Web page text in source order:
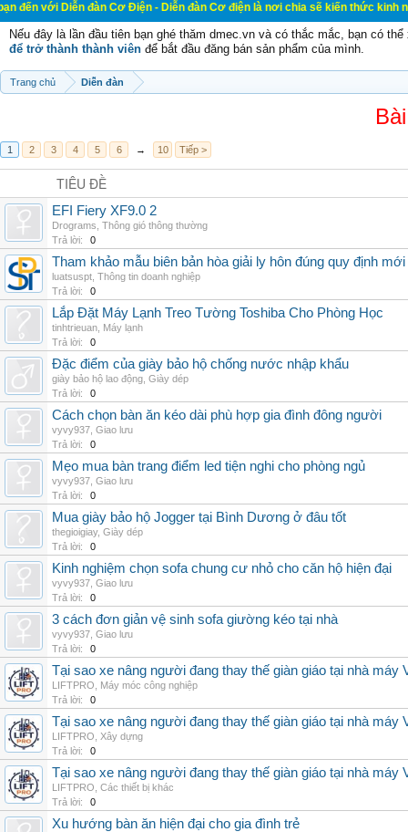
đàn Cơ Điện - Diễn đàn Cơ điện là nơi chia sẽ kiến thức kinh nghiệm
Nếu đây là lần đầu tiên bạn ghé thăm dmec.vn và có thắc mắc, bạn có
để trở thành thành viên để bắt đầu đăng bán sản phẩm của mình.
Trang chủ Diễn đàn
1 2 3 4 5 6 → 10 Tiếp >
TIÊU ĐỀ
EFI Fiery XF9.0 2
Drograms Thông gió thông thường
Trả lời:
0
Tham khảo mẫu biên bản hòa giải ly hôn đúng quy định mới
luatsuspt Thông tin doanh nghiệp
Trả lời:
0
Lắp Đặt Máy Lạnh Treo Tường Toshiba Cho Phòng Học
tinhtrieuan Máy lạnh
Trả lời:
0
Đặc điểm của giày bảo hộ chống nước nhập khẩu
giày bảo hộ lao động Giày dép
Trả lời:
0
Cách chọn bàn ăn kéo dài phù hợp gia đình đông người
vyvy937 Giao lưu
Trả lời:
0
Mẹo mua bàn trang điểm led tiện nghi cho phòng ngủ
vyvy937 Giao lưu
Trả lời:
0
Mua giày bảo hộ Jogger tại Bình Dương ở đâu tốt
thegioigiay, Giày dép
Trả lời:
0
Kinh nghiệm chọn sofa chung cư nhỏ cho căn hộ hiện đại
vyvy937 Giao lưu
Trả lời:
0
3 cách đơn giản vệ sinh sofa giường kéo tại nhà
vyvy937 Giao lưu
Trả lời:
0
Tại sao xe nâng người đang thay thế giàn giáo tại nhà máy
LIFTPRO
Máy móc công nghiệp
Trả lời:
0
Tại sao xe nâng người đang thay thế giàn giáo tại nhà máy
LIFTPRO
Xây dựng
Trả lời:
0
Tại sao xe nâng người đang thay thế giàn giáo tại nhà máy
LIFTPRO Các thiết bị khác
Trả lời:
0
Xu hướng bàn ăn hiện đại cho gia đình trẻ